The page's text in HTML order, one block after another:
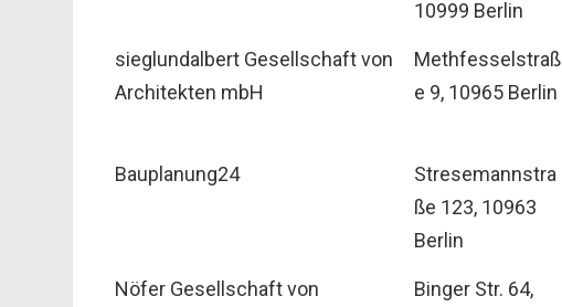
10999 Berlin
sieglundalbert Gesellschaft von
Architekten mbH
Methfesselstraß
e 9, 10965 Berlin
Bauplanung24
Stresemannstra
ße 123, 10963
Berlin
Nöfer Gesellschaft von
Binger Str. 64,